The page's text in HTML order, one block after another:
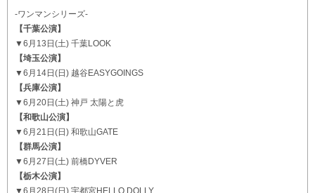
-ワンマンシリーズ-
【千葉公演】
▼6月13日(土) 千葉LOOK
【埼玉公演】
▼6月14日(日) 越谷EASYGOINGS
【兵庫公演】
▼6月20日(土) 神戸 太陽と虎
【和歌山公演】
▼6月21日(日) 和歌山GATE
【群馬公演】
▼6月27日(土) 前橋DYVER
【栃木公演】